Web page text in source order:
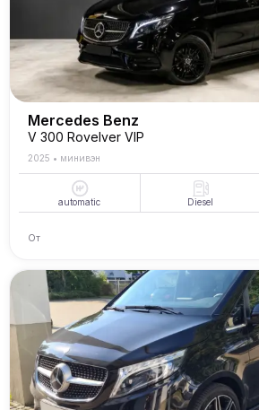
Mercedes Benz
V 300 Rovelver VIP
2025 • минивэн
automatic Diesel
От